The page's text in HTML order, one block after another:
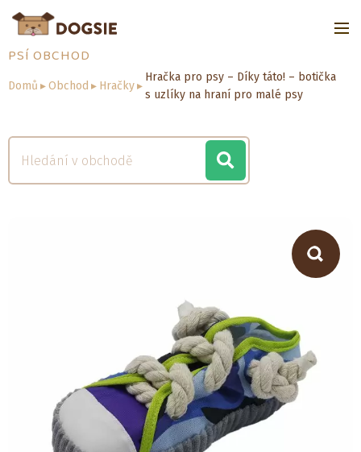
PSÍ OBCHOD
Domů ▸Obchod ▸ Hračky▸
Hračka pro psy – Díky táto! – botička
s uzlíky na hraní pro malé psy